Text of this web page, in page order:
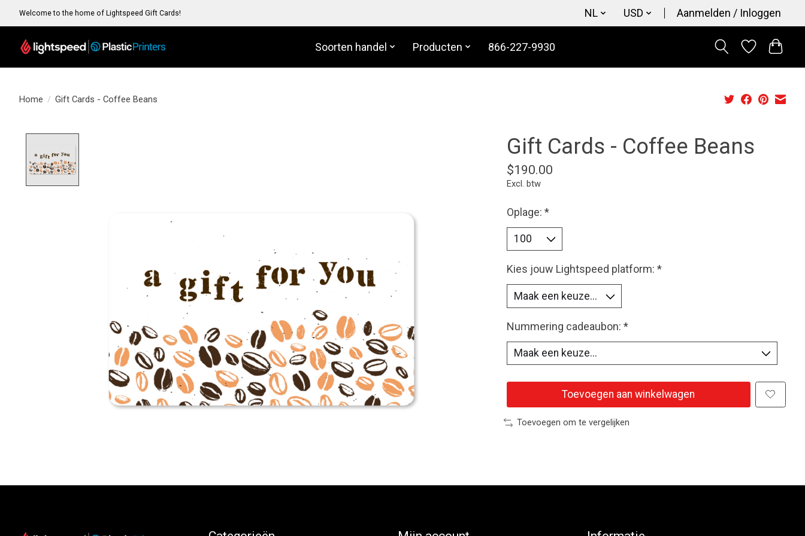
Welcome to the home of Lightspeed Gift Cards! NL USD Aanmelden / Inloggen
Soorten handel Producten 866-227-9930
Home / Gift Cards - Coffee Beans
Gift Cards - Coffee Beans
$190.00
Excl. btw
Oplage: *
Kies jouw Lightspeed platform: *
Nummering cadeaubon: *
Toevoegen aan winkelwagen
Toevoegen om te vergelijken